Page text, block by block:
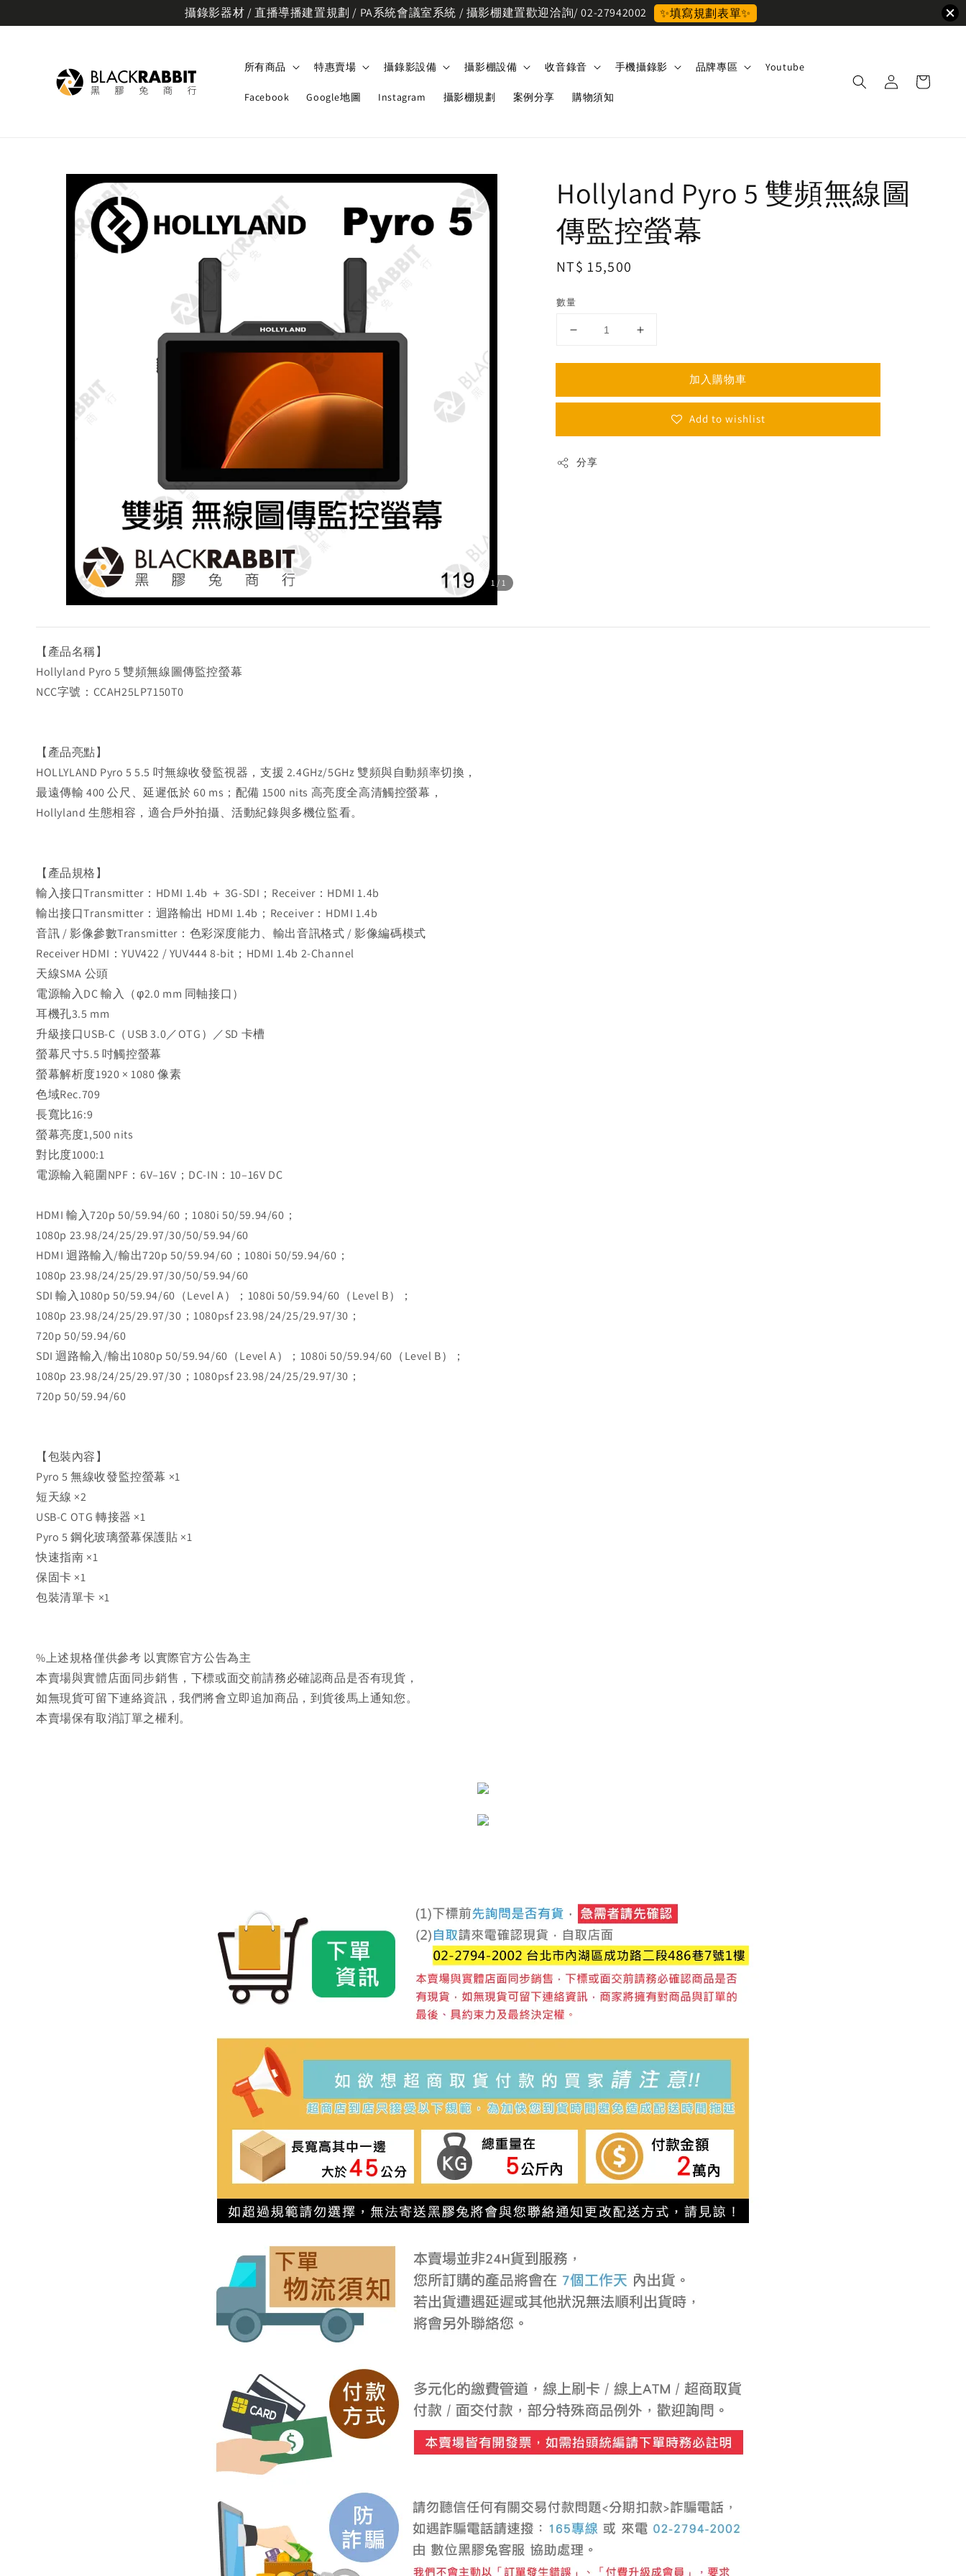
攝錄影器材 / 直播導播建置規劃 / PA系統會議室系統 / 攝影棚建置歡迎洽詢/ 02-27942002 ✨填寫規劃表單✨
所有商品 特惠賣場 攝錄影設備 攝影棚設備 收音錄音 手機攝錄影 品牌專區 Youtube
Facebook Google地圖 Instagram 攝影棚規劃 案例分享 購物須知
1/1
Hollyland Pyro 5 雙頻無線圖
傳監控螢幕
Regular
NT$ 15,500
數量
加入購物車
Add to wishlist
分享
【產品名稱】
Hollyland Pyro 5 雙頻無線圖傳監控螢幕
NCC字號：CCAH25LP7150T0
【產品亮點】
HOLLYLAND Pyro 5 5.5 吋無線收發監視器，支援 2.4GHz/5GHz 雙頻與自動頻率切換，
最遠傳輸 400 公尺、延遲低於 60 ms；配備 1500 nits 高亮度全高清觸控螢幕，
Hollyland 生態相容，適合戶外拍攝、活動紀錄與多機位監看。
【產品規格】
輸入接口Transmitter：HDMI 1.4b ＋ 3G-SDI；Receiver：HDMI 1.4b
輸出接口Transmitter：迴路輸出 HDMI 1.4b；Receiver：HDMI 1.4b
音訊 / 影像參數Transmitter：色彩深度能力、輸出音訊格式 / 影像編碼模式
Receiver HDMI：YUV422 / YUV444 8-bit；HDMI 1.4b 2-Channel
天線SMA 公頭
電源輸入DC 輸入（φ2.0 mm 同軸接口）
耳機孔3.5 mm
升級接口USB-C（USB 3.0／OTG）／SD 卡槽
螢幕尺寸5.5 吋觸控螢幕
螢幕解析度1920 × 1080 像素
色域Rec.709
長寬比16:9
螢幕亮度1,500 nits
對比度1000:1
電源輸入範圍NPF：6V–16V；DC-IN：10–16V DC
HDMI 輸入720p 50/59.94/60；1080i 50/59.94/60；
1080p 23.98/24/25/29.97/30/50/59.94/60
HDMI 迴路輸入/輸出720p 50/59.94/60；1080i 50/59.94/60；
1080p 23.98/24/25/29.97/30/50/59.94/60
SDI 輸入1080p 50/59.94/60（Level A）；1080i 50/59.94/60（Level B）；
1080p 23.98/24/25/29.97/30；1080psf 23.98/24/25/29.97/30；
720p 50/59.94/60
SDI 迴路輸入/輸出1080p 50/59.94/60（Level A）；1080i 50/59.94/60（Level B）；
1080p 23.98/24/25/29.97/30；1080psf 23.98/24/25/29.97/30；
720p 50/59.94/60
【包裝內容】
Pyro 5 無線收發監控螢幕 ×1
短天線 ×2
USB-C OTG 轉接器 ×1
Pyro 5 鋼化玻璃螢幕保護貼 ×1
快速指南 ×1
保固卡 ×1
包裝清單卡 ×1
%上述規格僅供參考 以實際官方公告為主
本賣場與實體店面同步銷售，下標或面交前請務必確認商品是否有現貨，
如無現貨可留下連絡資訊，我們將會立即追加商品，到貨後馬上通知您。
本賣場保有取消訂單之權利。